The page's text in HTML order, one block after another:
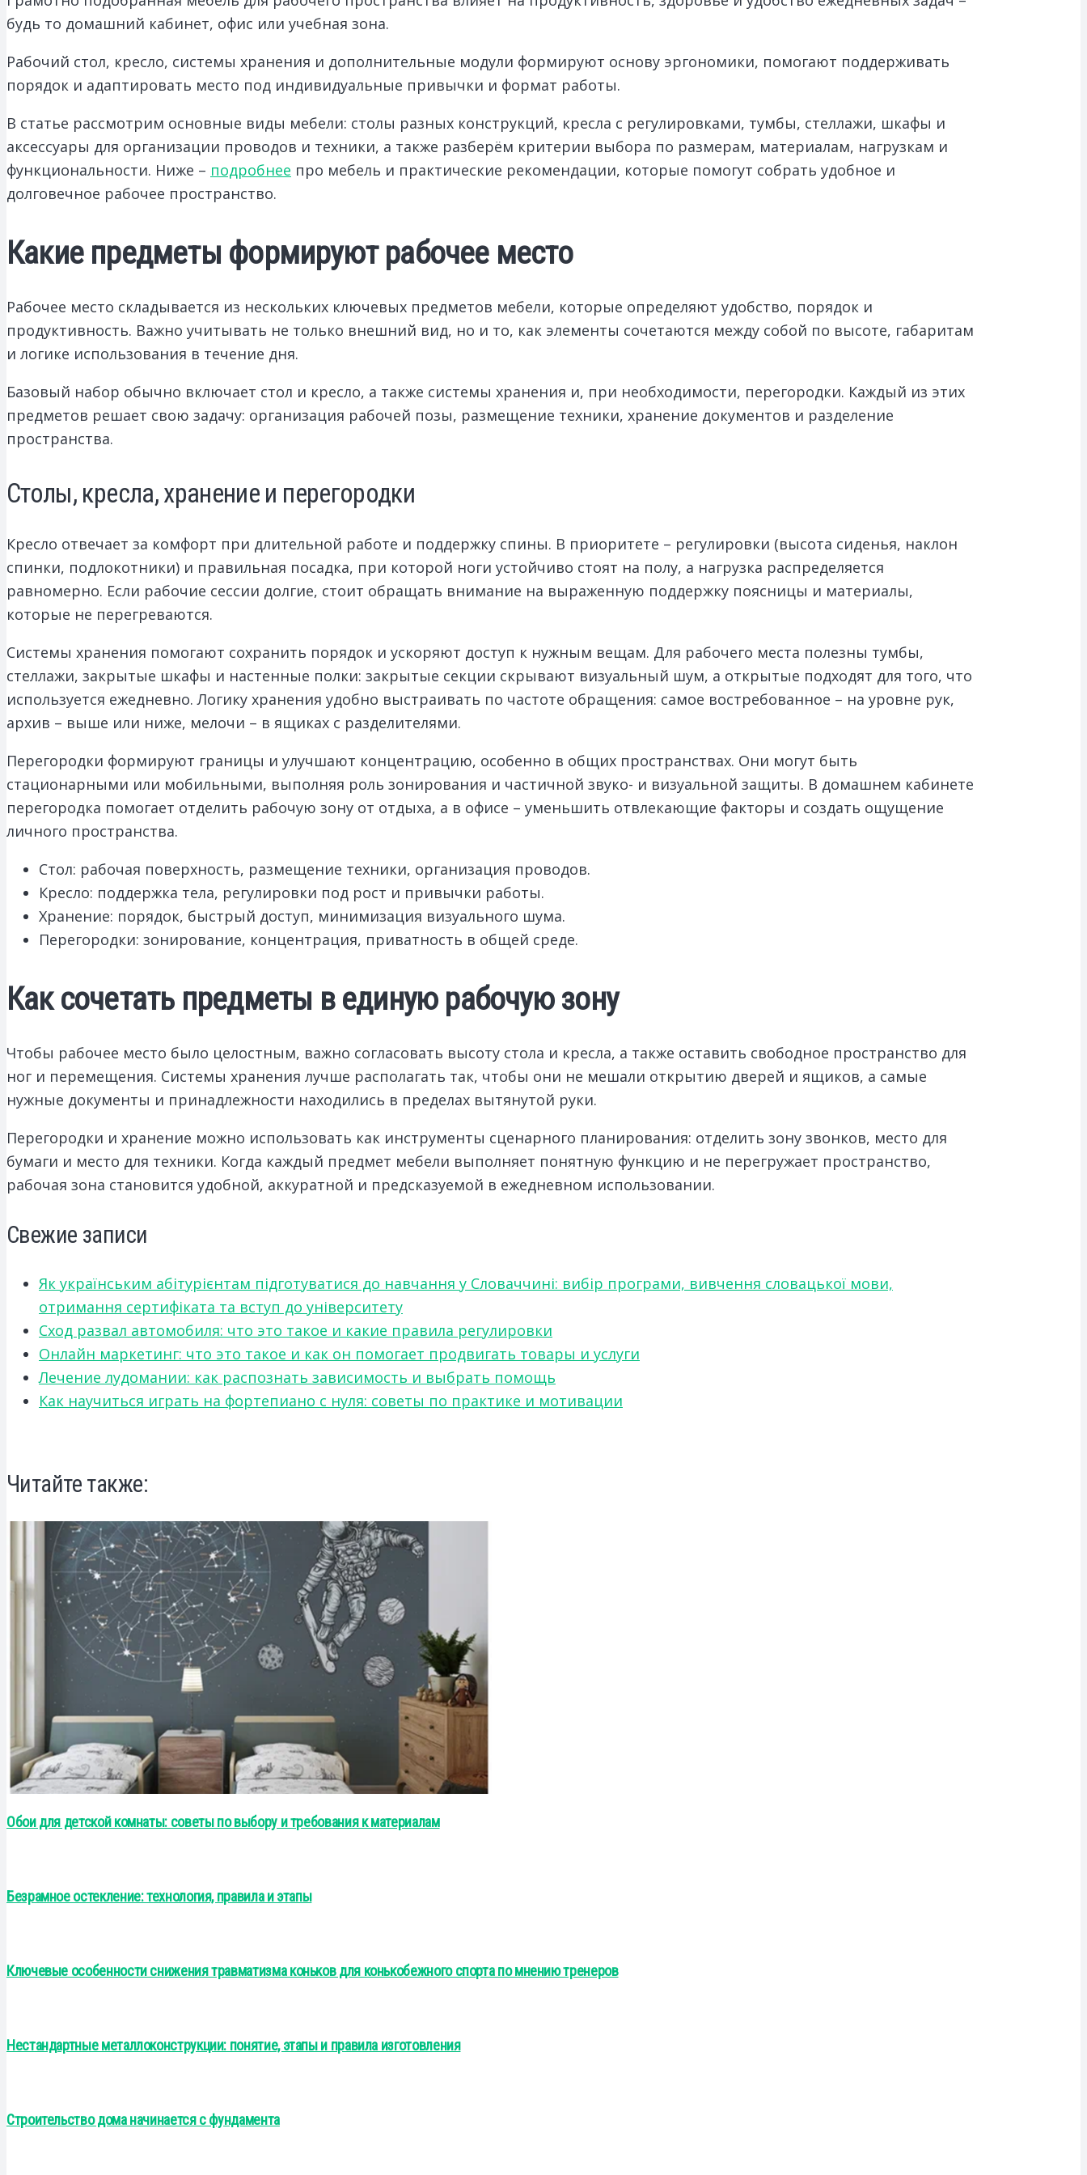
будь то домашний кабинет, офис или учебная зона.
Рабочий стол, кресло, системы хранения и дополнительные модули формируют основу эргономики, помогают поддерживать
порядок и адаптировать место под индивидуальные привычки и формат работы.
В статье рассмотрим основные виды мебели: столы разных конструкций, кресла с регулировками, тумбы, стеллажи, шкафы и
аксессуары для организации проводов и техники, а также разберём критерии выбора по размерам, материалам, нагрузкам и
функциональности. Ниже – подробнее про мебель и практические рекомендации, которые помогут собрать удобное и
долговечное рабочее пространство.
Какие предметы формируют рабочее место
Рабочее место складывается из нескольких ключевых предметов мебели, которые определяют удобство, порядок и
продуктивность. Важно учитывать не только внешний вид, но и то, как элементы сочетаются между собой по высоте, габаритам
и логике использования в течение дня.
Базовый набор обычно включает стол и кресло, а также системы хранения и, при необходимости, перегородки. Каждый из этих
предметов решает свою задачу: организация рабочей позы, размещение техники, хранение документов и разделение
пространства.
Столы, кресла, хранение и перегородки
Кресло отвечает за комфорт при длительной работе и поддержку спины. В приоритете – регулировки (высота сиденья, наклон
спинки, подлокотники) и правильная посадка, при которой ноги устойчиво стоят на полу, а нагрузка распределяется
равномерно. Если рабочие сессии долгие, стоит обращать внимание на выраженную поддержку поясницы и материалы,
которые не перегреваются.
Системы хранения помогают сохранить порядок и ускоряют доступ к нужным вещам. Для рабочего места полезны тумбы,
стеллажи, закрытые шкафы и настенные полки: закрытые секции скрывают визуальный шум, а открытые подходят для того, что
используется ежедневно. Логику хранения удобно выстраивать по частоте обращения: самое востребованное – на уровне рук,
архив – выше или ниже, мелочи – в ящиках с разделителями.
Перегородки формируют границы и улучшают концентрацию, особенно в общих пространствах. Они могут быть
стационарными или мобильными, выполняя роль зонирования и частичной звуко- и визуальной защиты. В домашнем кабинете
перегородка помогает отделить рабочую зону от отдыха, а в офисе – уменьшить отвлекающие факторы и создать ощущение
личного пространства.
Стол: рабочая поверхность, размещение техники, организация проводов.
Кресло: поддержка тела, регулировки под рост и привычки работы.
Хранение: порядок, быстрый доступ, минимизация визуального шума.
Перегородки: зонирование, концентрация, приватность в общей среде.
Как сочетать предметы в единую рабочую зону
Чтобы рабочее место было целостным, важно согласовать высоту стола и кресла, а также оставить свободное пространство для
ног и перемещения. Системы хранения лучше располагать так, чтобы они не мешали открытию дверей и ящиков, а самые
нужные документы и принадлежности находились в пределах вытянутой руки.
Перегородки и хранение можно использовать как инструменты сценарного планирования: отделить зону звонков, место для
бумаги и место для техники. Когда каждый предмет мебели выполняет понятную функцию и не перегружает пространство,
рабочая зона становится удобной, аккуратной и предсказуемой в ежедневном использовании.
Свежие записи
Як українським абітурієнтам підготуватися до навчання у Словаччині: вибір програми, вивчення словацької мови,
отримання сертифіката та вступ до університету
Сход развал автомобиля: что это такое и какие правила регулировки
Онлайн маркетинг: что это такое и как он помогает продвигать товары и услуги
Лечение лудомании: как распознать зависимость и выбрать помощь
Как научиться играть на фортепиано с нуля: советы по практике и мотивации
Читайте также:
Обои для детской комнаты: советы по выбору и требования к материалам
Безрамное остекление: технология, правила и этапы
Ключевые особенности снижения травматизма коньков для конькобежного спорта по мнению тренеров
Нестандартные металлоконструкции: понятие, этапы и правила изготовления
Строительство дома начинается с фундамента